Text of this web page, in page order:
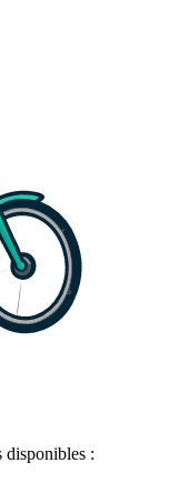
disponibles :